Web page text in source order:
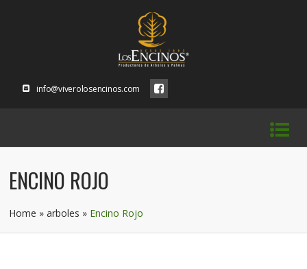
info@viverolosencinos.com
ENCINO ROJO
Home »arboles » Encino Rojo